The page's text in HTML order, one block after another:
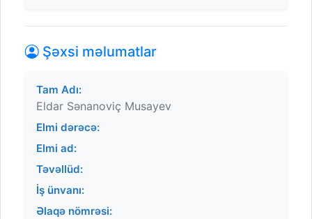
Şəxsi məlumatlar
Tam Adı:
Eldar Sənanoviç Musayev
Elmi dərəcə:
Elmi ad:
Təvəllüd:
İş ünvanı:
Əlaqə nömrəsi: